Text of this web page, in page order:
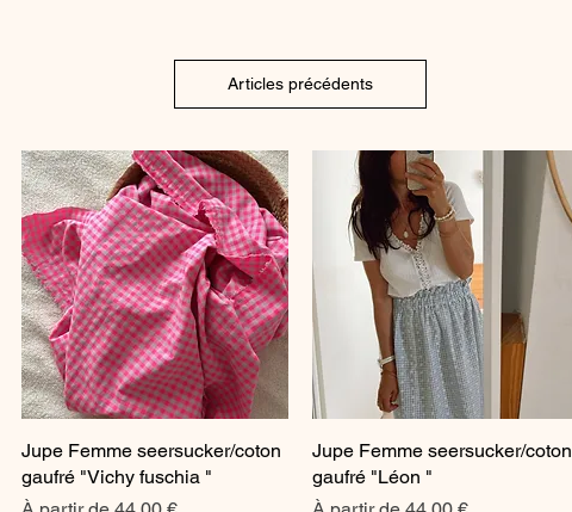
Articles précédents
Aperçu rapide
Jupe Femme seersucker/coton
gaufré "Vichy fuschia "
Prix promotionnel
Aperçu rapide
Jupe Femme seersucker/coton
gaufré "Léon "
Prix promotionnel